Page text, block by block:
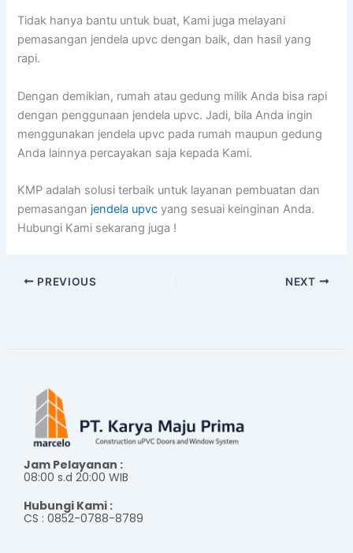
Tidak hanya bantu untuk buat, Kami juga melayani
pemasangan jendela upvc dengan baik, dan hasil yang
rapi.
Dengan demikian, rumah atau gedung milik Anda bisa rapi
dengan penggunaan jendela upvc. Jadi, bila Anda ingin
menggunakan jendela upvc pada rumah maupun gedung
Anda lainnya percayakan saja kepada Kami.
KMP adalah solusi terbaik untuk layanan pembuatan dan
pemasangan jendela upvc yang sesuai keinginan Anda.
Hubungi Kami sekarang juga !
PREVIOUS NEXT
Jam Pelayanan :
08:00 s.d 20:00 WIB
Hubungi Kami :
CS : 0852-0788-8789